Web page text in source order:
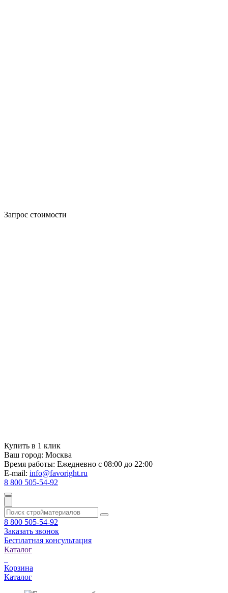
Запрос стоимости
Купить в 1 клик
Ваш город: Москва
Время работы: Ежедневно с 08:00 до 22:00
E-mail: info@favoright.ru
8 800 505-54-92
8 800 505-54-92
Заказать звонок
Бесплатная консультация
Каталог
Корзина
Каталог